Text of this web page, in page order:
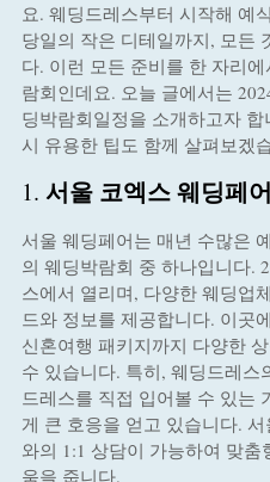
요. 웨딩드레스부터 시작해 예
당일의 작은 디테일까지, 모든
다. 이런 모든 준비를 한 자리
람회인데요. 오늘 글에서는
딩박람회일정을 소개하고자
시 유용한 팁도 함께 살펴보겠
1. 서울 코엑스 웨딩페어
서울 웨딩페어는 매년 수많은
의 웨딩박람회 중 하나입니다.
스에서 열리며, 다양한 웨딩업
드와 정보를 제공합니다. 이곳
신혼여행 패키지까지 다양한
수 있습니다. 특히, 웨딩드레
드레스를 직접 입어볼 수 있는
게 큰 호응을 얻고 있습니다.
와의 1:1 상담이 가능하여 맞
움을 줍니다.